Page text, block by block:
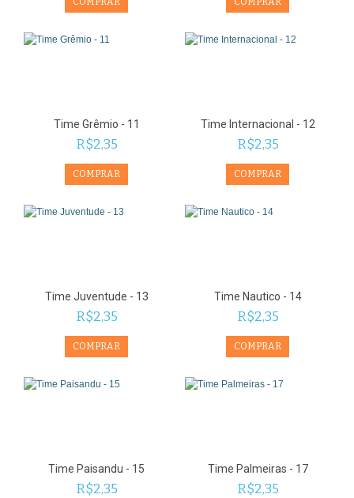
Time Grêmio - 11
R$2,35
Time Internacional - 12
R$2,35
Time Juventude - 13
R$2,35
Time Nautico - 14
R$2,35
Time Paisandu - 15
R$2,35
Time Palmeiras - 17
R$2,35